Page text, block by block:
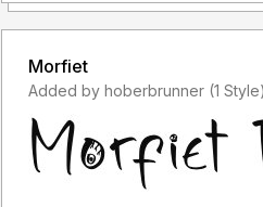
membeli lisensi font tersebut
Informasi tentang Lisensi apa
letternitystudio@gmail.com
Morfiet
Added by hoberbrunner (1 Style)